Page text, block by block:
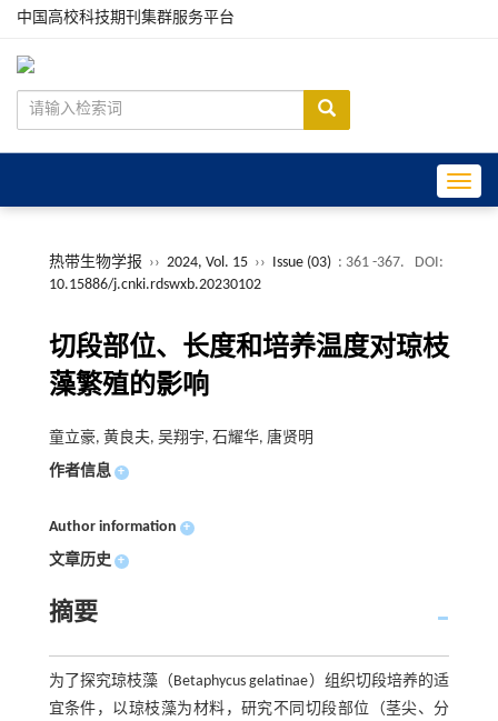
中国高校科技期刊集群服务平台
热带生物学报 ›› 2024, Vol. 15 ›› Issue (03) : 361 -367.
DOI:
10.15886/j.cnki.rdswxb.20230102
切段部位、长度和培养温度对琼枝
藻繁殖的影响
童立豪, 黄良夫, 吴翔宇, 石耀华, 唐贤明
作者信息 +
Author information +
文章历史 +
摘要
为了探究琼枝藻（Betaphycus gelatinae）组织切段培养的适
宜条件，以琼枝藻为材料，研究不同切段部位（茎尖、分